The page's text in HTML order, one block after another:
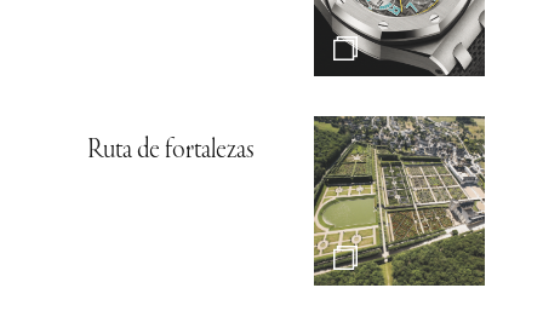
Ruta de fortalezas